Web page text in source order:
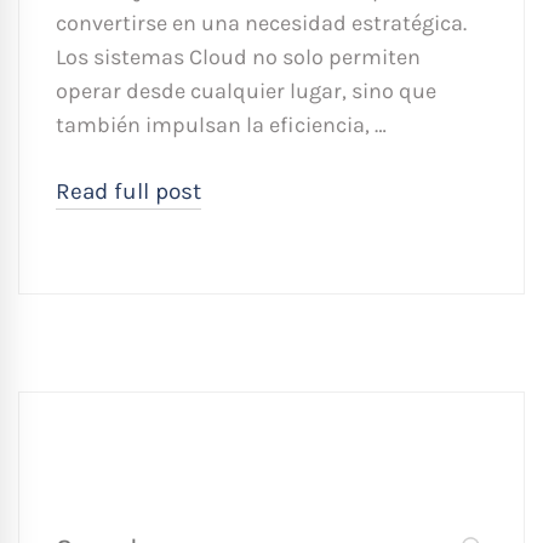
convertirse en una necesidad estratégica.
Los sistemas Cloud no solo permiten
operar desde cualquier lugar, sino que
también impulsan la eficiencia, …
Read full post